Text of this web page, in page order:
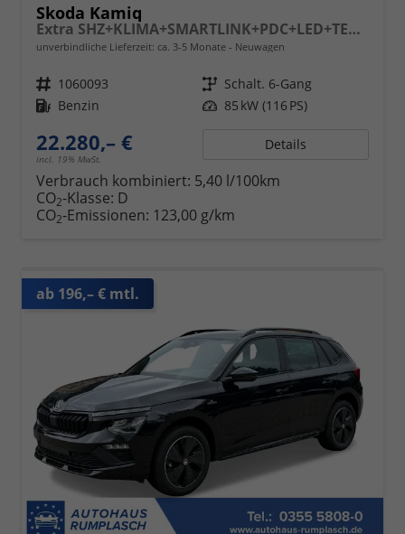
Skoda Kamiq
Extra SHZ+KLIMA+SMARTLINK+PDC+LED+TEMPOMAT
unverbindliche Lieferzeit: ca. 3-5 Monate Neuwagen
Fahrzeugnr. 1060093 Getriebe Schalt. 6-Gang
Kraftstoff Benzin Leistung 85 kW (116 PS)
22.280,– €
incl. 19% MwSt.
Details
Verbrauch kombiniert: 5,40 l/100km
CO2-Klasse: D
CO2-Emissionen: 123,00 g/km
ab 196,– € mtl.